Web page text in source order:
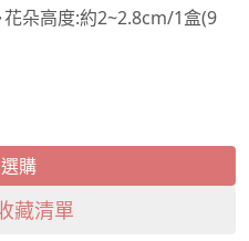
朵高度:約2~2.8cm/1盒(9
購
藏清單